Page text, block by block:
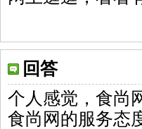
回答
个人感觉，食尚
食尚网的服务态